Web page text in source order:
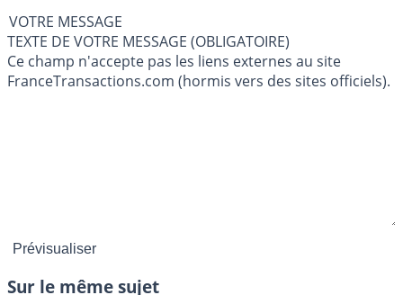
VOTRE MESSAGE
TEXTE DE VOTRE MESSAGE (OBLIGATOIRE)
Ce champ n'accepte pas les liens externes au site
FranceTransactions.com (hormis vers des sites officiels).